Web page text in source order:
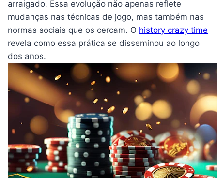
arraigado. Essa evolução não apenas reflete
mudanças nas técnicas de jogo, mas também nas
normas sociais que os cercam. O history crazy time
revela como essa prática se disseminou ao longo
dos anos.